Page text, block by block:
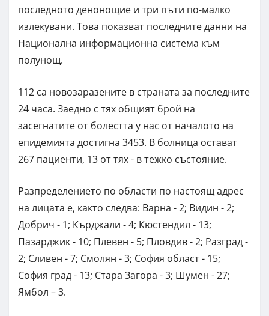
последното денонощие и три пъти по-малко
излекувани. Това показват последните данни на
Национална информационна система към
полунощ.
112 са новозаразените в страната за последните
24 часа. Заедно с тях общият брой на
засегнатите от болестта у нас от началото на
епидемията достигна 3453. В болница остават
267 пациенти, 13 от тях - в тежко състояние.
Разпределението по области по настоящ адрес
на лицата е, както следва: Варна - 2; Видин - 2;
Добрич - 1; Кърджали - 4; Кюстендил - 13;
Пазарджик - 10; Плевен - 5; Пловдив - 2; Разград -
2; Сливен - 7; Смолян - 3; София област - 15;
София град - 13; Стара Загора - 3; Шумен - 27;
Ямбол – 3.